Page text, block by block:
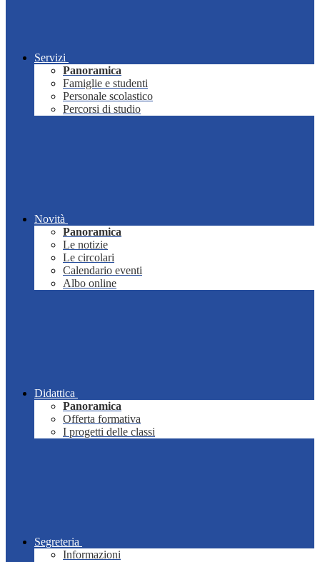
Servizi
Panoramica
Famiglie e studenti
Personale scolastico
Percorsi di studio
Novità
Panoramica
Le notizie
Le circolari
Calendario eventi
Albo online
Didattica
Panoramica
Offerta formativa
I progetti delle classi
Segreteria
Informazioni